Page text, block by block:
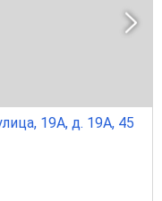
19А, д. 19А, 45